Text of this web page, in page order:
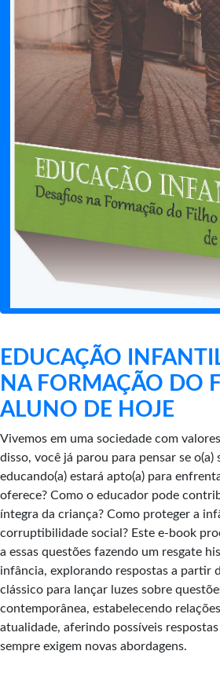
EDUCAÇÃO
NA FORMAÇÃO DO
ALUNO DE HOJE
Vivemos em uma sociedade com
disso, você já parou para pensar se o(a)
educando(a) estará apto(a) para
oferece? Como o educador pode
íntegra da criança? Como proteger a
corruptibilidade social? Este e-book
a essas questões fazendo um resgate
infância, explorando respostas a partir
clássico para lançar luzes sobre
contemporânea, estabelecendo
atualidade, aferindo possíveis
sempre exigem novas abordagens.